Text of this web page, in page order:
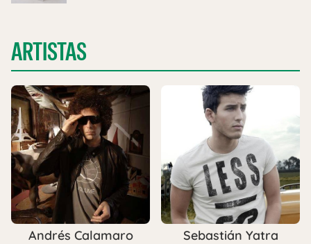
ARTISTAS
Andrés Calamaro Sebastián Yatra